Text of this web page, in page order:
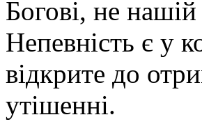
Богові, не
Непевність є у
відкрите до
утішенні.